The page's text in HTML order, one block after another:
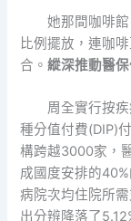
她那間咖啡
比例擺放，連咖
合。縱深推動醫
周全實行按
種分值付費(DIP)
構跨越3000家，
成國度安排的
病院次均住院所
出分辨降落了